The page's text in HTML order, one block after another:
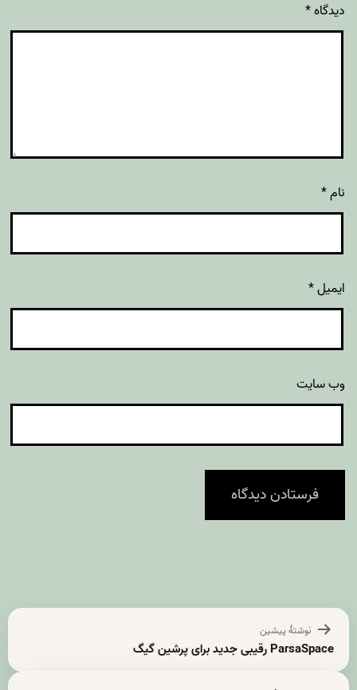
دیدگاه*
نام*
ایمیل*
وب‌ سایت
راهبری
نوشتهنوشتهٔ پیشین
ParsaSpace رقیبی جدید برای پرشین گیگ